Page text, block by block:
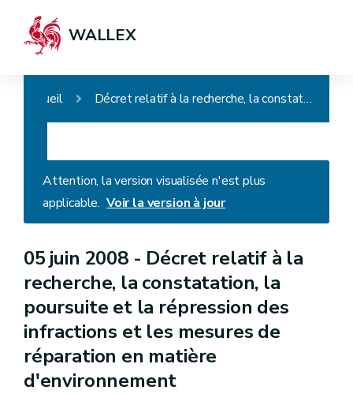
WALLEX
Accueil Décret relatif à la recherche, la constatation, la poursuite et la répression des infractions et les mesures de réparation en matière d'environnement
Attention, la version visualisée n'est plus
applicable. Voir la version à jour
05 juin 2008 - Décret relatif à la
recherche, la constatation, la
poursuite et la répression des
infractions et les mesures de
réparation en matière
d'environnement